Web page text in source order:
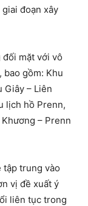
đoạn xây
mặt với vô
gồm: Khu
Giây – Liên
lịch hồ Prenn,
– Prenn
tập trung vào
vị đề xuất ý
liên tục trong